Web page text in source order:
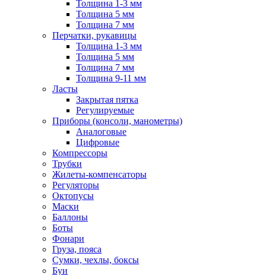
Толщина 1-3 мм
Толщина 5 мм
Толщина 7 мм
Перчатки, рукавицы
Толщина 1-3 мм
Толщина 5 мм
Толщина 7 мм
Толщина 9-11 мм
Ласты
Закрытая пятка
Регулируемые
Приборы (консоли, манометры)
Аналоговые
Цифровые
Компрессоры
Трубки
Жилеты-компенсаторы
Регуляторы
Октопусы
Маски
Баллоны
Боты
Фонари
Груза, пояса
Сумки, чехлы, боксы
Буи